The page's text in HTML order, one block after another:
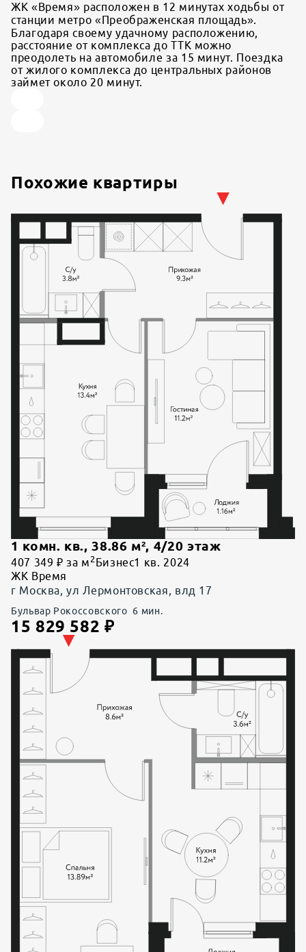
ЖК «Время» расположен в 12 минутах ходьбы от
станции метро «Преображенская площадь».
Благодаря своему удачному расположению,
расстояние от комплекса до ТТК можно
преодолеть на автомобиле за 15 минут. Поездка
от жилого комплекса до центральных районов
займет около 20 минут.
Похожие квартиры
1 комн. кв., 38.86 м², 4/20 этаж
407 349 ₽ за м 2 Бизнес1 кв. 2024
ЖК Время
г Москва, ул Лермонтовская, влд 17
Бульвар Рокоссовского 6 мин.
15 829 582 ₽